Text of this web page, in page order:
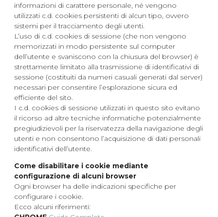
informazioni di carattere personale, né vengono
utilizzati c.d. cookies persistenti di alcun tipo, ovvero
sistemi per il tracciamento degli utenti.
L’uso di c.d. cookies di sessione (che non vengono
memorizzati in modo persistente sul computer
dell’utente e svaniscono con la chiusura del browser) è
strettamente limitato alla trasmissione di identificativi di
sessione (costituiti da numeri casuali generati dal server)
necessari per consentire l’esplorazione sicura ed
efficiente del sito.
I c.d. cookies di sessione utilizzati in questo sito evitano
il ricorso ad altre tecniche informatiche potenzialmente
pregiudizievoli per la riservatezza della navigazione degli
utenti e non consentono l’acquisizione di dati personali
identificativi dell’utente.
Come disabilitare i cookie mediante
configurazione di alcuni browser
Ogni browser ha delle indicazioni specifiche per
configurare i cookie.
Ecco alcuni riferimenti: